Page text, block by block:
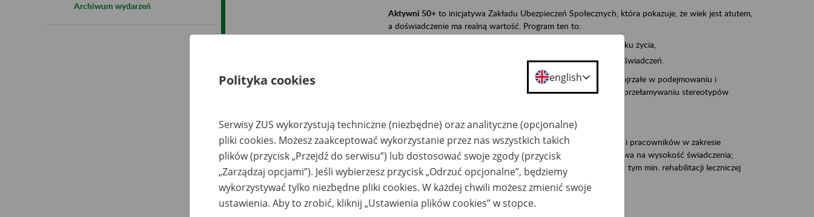
Archiwum wydarzeń
Aktywni 50+to inicjatywa Zakładu Ubezpieczeń Społecznych, która pokazuje, że wiek jest atutem,
a doświadczenie ma realną wartość. Program ten to:
promocja aktywności zawodowej osób po pięćdziesiątym roku życia,
zachęcanie do świadomego planowania kariery i przyszłych świadczeń.
ZUS przez działania informacyjne i edukacyjne wspiera osoby dojrzałe w podejmowaniu i
kontynuowaniu aktywności zawodowej, dbaniu o zdrowie oraz przełamywaniu stereotypów
Aktywni 50+to współpraca ZUS z organizacjami pracodawców i pracowników w zakresie
edukowania nt. systemu emerytalnego w Polsce – tego co wpływa na wysokość świadczenia;
działań z obszaru prewencji wypadkowej i prewencji rentowej w tym min. rehabilitacji leczniczej
realizowanej przez ZUS.
W ramach inicjatywy Aktywni 50+, ZUS edukuje:
Polityka cookies english
Serwisy ZUS wykorzystują techniczne (niezbędne) oraz analityczne (opcjonalne)
pliki cookies. Możesz zaakceptować wykorzystanie przez nas wszystkich takich
plików (przycisk „Przejdź do serwisu”) lub dostosować swoje zgody (przycisk
„Zarządzaj opcjami”). Jeśli wybierzesz przycisk „Odrzuć opcjonalne”, będziemy
wykorzystywać tylko niezbędne pliki cookies. W każdej chwili możesz zmienić swoje
ustawienia. Aby to zrobić, kliknij „Ustawienia plików cookies” w stopce.